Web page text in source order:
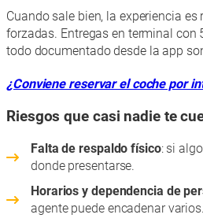
Cuando sale bien, la experiencia
forzadas. Entregas en terminal
todo documentado desde la app
¿Conviene reservar el coche por
Riesgos que casi nadie te
Falta de respaldo físico: si
donde presentarse.
Horarios y dependencia de
agente puede encadenar varios.